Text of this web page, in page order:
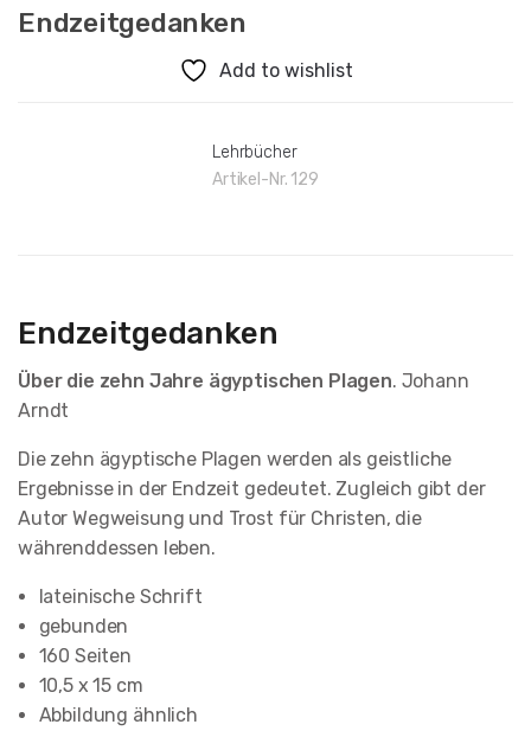
Endzeitgedanken
Add to wishlist
Lehrbücher
Artikel-Nr. 129
Endzeitgedanken
Über die zehn Jahre ägyptischen Plagen. Johann
Arndt
Die zehn ägyptische Plagen werden als geistliche
Ergebnisse in der Endzeit gedeutet. Zugleich gibt der
Autor Wegweisung und Trost für Christen, die
währenddessen leben.
lateinische Schrift
gebunden
160 Seiten
10,5 x 15 cm
Abbildung ähnlich